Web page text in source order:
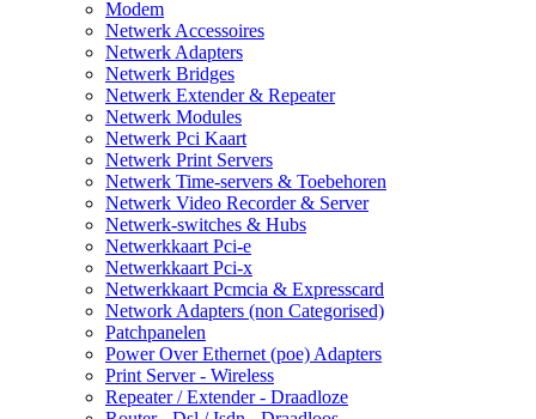
Modem
Netwerk Accessoires
Netwerk Adapters
Netwerk Bridges
Netwerk Extender & Repeater
Netwerk Modules
Netwerk Pci Kaart
Netwerk Print Servers
Netwerk Time-servers & Toebehoren
Netwerk Video Recorder & Server
Netwerk-switches & Hubs
Netwerkkaart Pci-e
Netwerkkaart Pci-x
Netwerkkaart Pcmcia & Expresscard
Network Adapters (non Categorised)
Patchpanelen
Power Over Ethernet (poe) Adapters
Print Server - Wireless
Repeater / Extender - Draadloze